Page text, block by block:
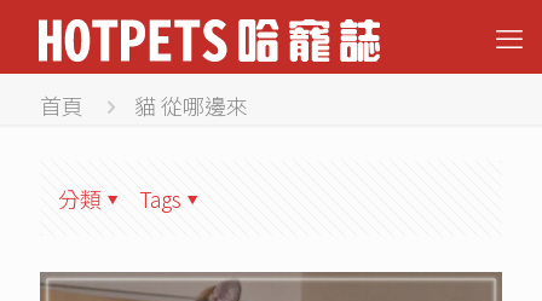
首頁 貓 從哪邊來
分類 Tags